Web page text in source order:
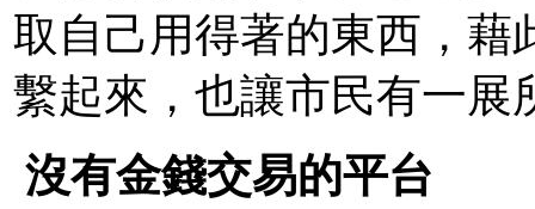
取自己用得著的東西，藉
繫起來，也讓市民有一展
沒有金錢交易的平台